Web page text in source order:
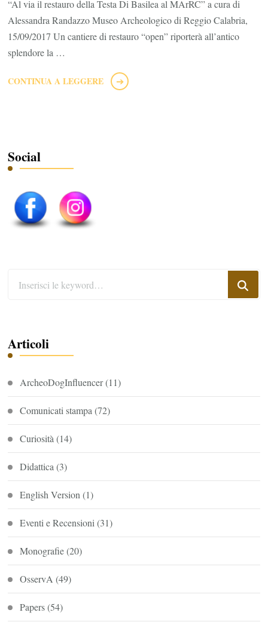
“Al via il restauro della Testa Di Basilea al MArRC” a cura di
Alessandra Randazzo Museo Archeologico di Reggio Calabria,
15/09/2017 Un cantiere di restauro “open” riporterà all’antico
splendore la …
CONTINUA A LEGGERE
Social
Articoli
ArcheoDogInfluencer(11)
Comunicati stampa (72)
Curiosità (14)
Didattica (3)
English Version (1)
Eventi e Recensioni (31)
Monografie(20)
OsservA (49)
Papers(54)